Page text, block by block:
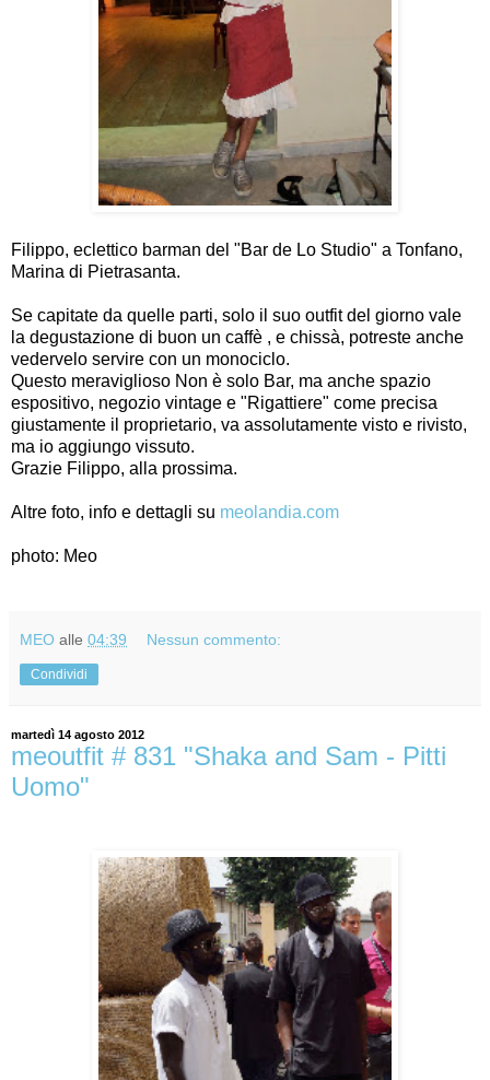
Filippo, eclettico barman del "Bar de Lo Studio" a Tonfano,
Marina di Pietrasanta.
Se capitate da quelle parti, solo il suo outfit del giorno vale
la degustazione di buon un caffè , e chissà, potreste anche
vedervelo servire con un monociclo.
Questo meraviglioso Non è solo Bar, ma anche spazio
espositivo, negozio vintage e "Rigattiere" come precisa
giustamente il proprietario, va assolutamente visto e rivisto,
ma io aggiungo vissuto.
Grazie Filippo, alla prossima.
Altre foto, info e dettagli su meolandia.com
photo: Meo
MEO alle 04:39 Nessun commento:
Condividi
martedì 14 agosto 2012
meoutfit # 831 "Shaka and Sam - Pitti
Uomo"